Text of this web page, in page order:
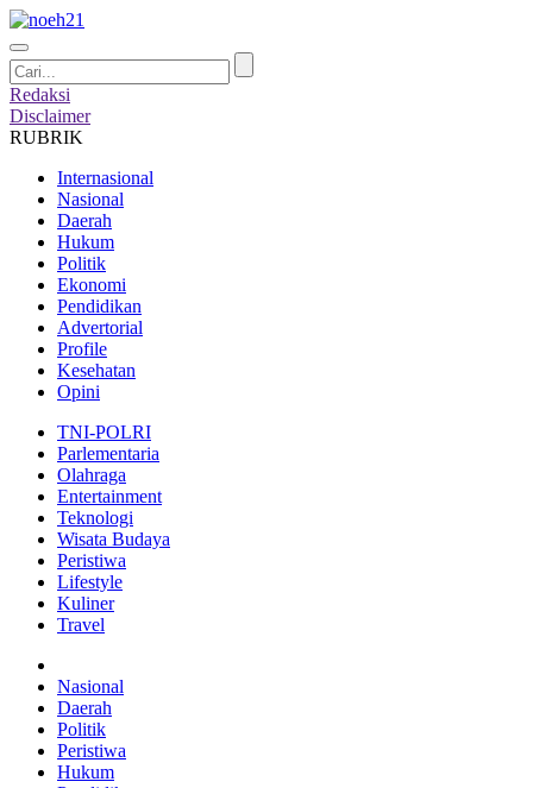
Redaksi
Disclaimer
RUBRIK
Internasional
Nasional
Daerah
Hukum
Politik
Ekonomi
Pendidikan
Advertorial
Profile
Kesehatan
Opini
TNI-POLRI
Parlementaria
Olahraga
Entertainment
Teknologi
Wisata Budaya
Peristiwa
Lifestyle
Kuliner
Travel
Nasional
Daerah
Politik
Peristiwa
Hukum